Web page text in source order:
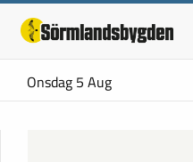
Onsdag 5 Aug